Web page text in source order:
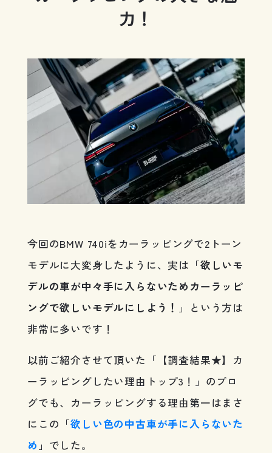
力！
今回のBMW 740iをカーラッピングで2トーン
モデルに大変身したように、実は「欲しいモ
デルの車が中々手に入らないためカーラッピ
ングで欲しいモデルにしよう！ 」という方は
非常に多いです！
以前ご紹介させて頂いた「【調査結果★】カ
ーラッピングしたい理由トップ3！」のブロ
グでも、カーラッピングする理由第一はまさ
にこの「欲しい色の中古車が手に入らないた
め 」でした。